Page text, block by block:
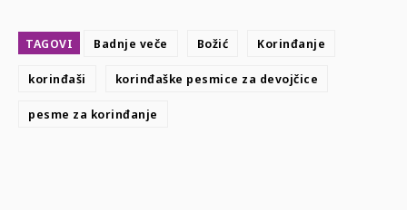
TAGOVI Badnje veče Božić Korinđanje
korinđaši korinđaške pesmice za devojčice
pesme za korinđanje